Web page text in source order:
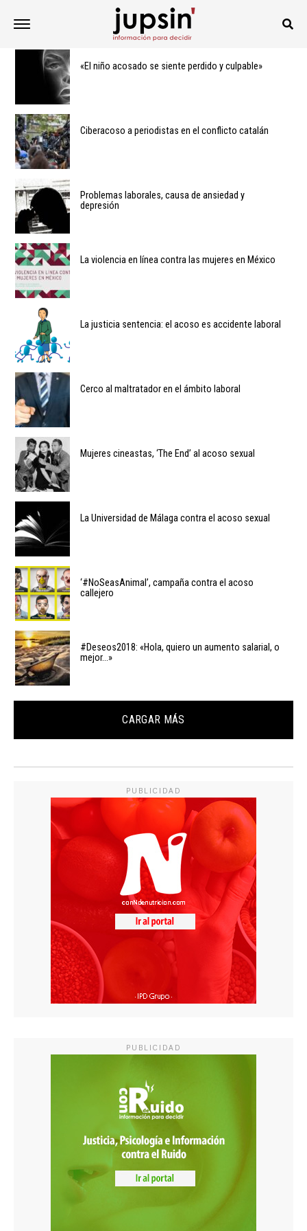
«El niño acosado se siente perdido y culpable»
Ciberacoso a periodistas en el conflicto catalán
Problemas laborales, causa de ansiedad y
depresión
La violencia en línea contra las mujeres en México
La justicia sentencia: el acoso es accidente laboral
Cerco al maltratador en el ámbito laboral
Mujeres cineastas, ‘The End’ al acoso sexual
La Universidad de Málaga contra el acoso sexual
‘#NoSeasAnimal’, campaña contra el acoso
callejero
#Deseos2018: «Hola, quiero un aumento salarial, o
mejor…»
CARGAR MÁS
PUBLICIDAD
PUBLICIDAD